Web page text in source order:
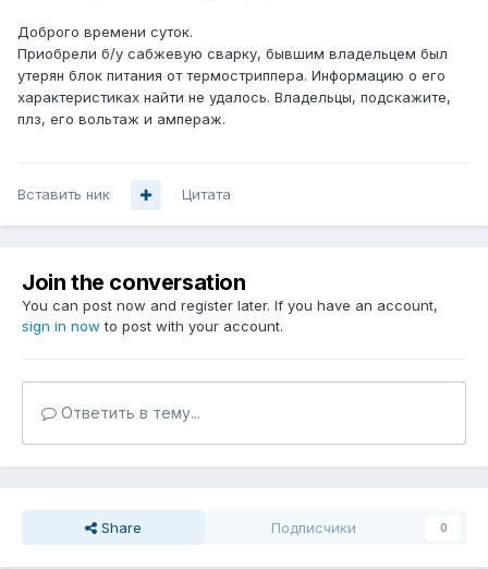
Доброго времени суток.
Приобрели б/у сабжевую сварку, бывшим владельцем был
утерян блок питания от термостриппера. Информацию о его
характеристиках найти не удалось. Владельцы, подскажите,
плз, его вольтаж и ампераж.
Вставить ник Цитата
Join the conversation
You can post now and register later. If you have an account,
sign in now to post with your account.
Ответить в тему...
Share Подписчики 0